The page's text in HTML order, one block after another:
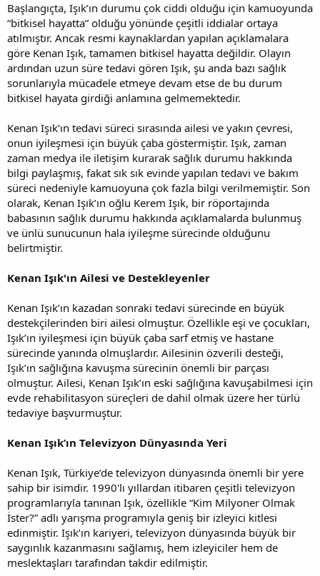
Başlangıçta, Işık’ın durumu çok ciddi olduğu için kamuoyunda
“bitkisel hayatta” olduğu yönünde çeşitli iddialar ortaya
atılmıştır. Ancak resmi kaynaklardan yapılan açıklamalara
göre Kenan Işık, tamamen bitkisel hayatta değildir. Olayın
ardından uzun süre tedavi gören Işık, şu anda bazı sağlık
sorunlarıyla mücadele etmeye devam etse de bu durum
bitkisel hayata girdiği anlamına gelmemektedir.
Kenan Işık’ın tedavi süreci sırasında ailesi ve yakın çevresi,
onun iyileşmesi için büyük çaba göstermiştir. Işık, zaman
zaman medya ile iletişim kurarak sağlık durumu hakkında
bilgi paylaşmış, fakat sık sık evinde yapılan tedavi ve bakım
süreci nedeniyle kamuoyuna çok fazla bilgi verilmemiştir. Son
olarak, Kenan Işık’ın oğlu Kerem Işık, bir röportajında
babasının sağlık durumu hakkında açıklamalarda bulunmuş
ve ünlü sunucunun hala iyileşme sürecinde olduğunu
belirtmiştir.
Kenan Işık'ın Ailesi ve Destekleyenler
Kenan Işık’ın kazadan sonraki tedavi sürecinde en büyük
destekçilerinden biri ailesi olmuştur. Özellikle eşi ve çocukları,
Işık’ın iyileşmesi için büyük çaba sarf etmiş ve hastane
sürecinde yanında olmuşlardır. Ailesinin özverili desteği,
Işık’ın sağlığına kavuşma sürecinin önemli bir parçası
olmuştur. Ailesi, Kenan Işık’ın eski sağlığına kavuşabilmesi için
evde rehabilitasyon süreçleri de dahil olmak üzere her türlü
tedaviye başvurmuştur.
Kenan Işık’ın Televizyon Dünyasında Yeri
Kenan Işık, Türkiye’de televizyon dünyasında önemli bir yere
sahip bir isimdir. 1990'lı yıllardan itibaren çeşitli televizyon
programlarıyla tanınan Işık, özellikle “Kim Milyoner Olmak
İster?” adlı yarışma programıyla geniş bir izleyici kitlesi
edinmiştir. Işık’ın kariyeri, televizyon dünyasında büyük bir
saygınlık kazanmasını sağlamış, hem izleyiciler hem de
meslektaşları tarafından takdir edilmiştir.